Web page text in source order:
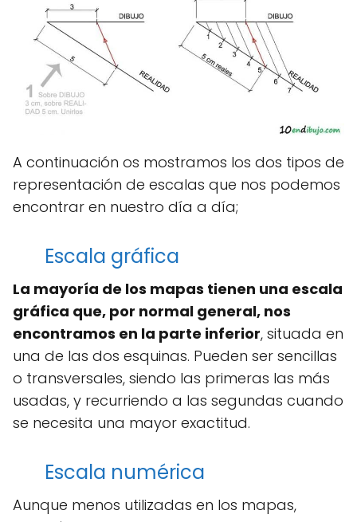
A continuación os mostramos los dos tipos de
representación de escalas que nos podemos
encontrar en nuestro día a día;
Escala gráfica
La mayoría de los mapas tienen una escala
gráfica que, por normal general, nos
encontramos en la parte inferior, situada en
una de las dos esquinas. Pueden ser sencillas
o transversales, siendo las primeras las más
usadas, y recurriendo a las segundas cuando
se necesita una mayor exactitud.
Escala numérica
Aunque menos utilizadas en los mapas,